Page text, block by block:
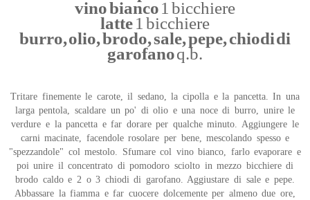
vino bianco1 bicchiere
latte1 bicchiere
burro, olio, brodo, sale, pepe, chiodi di
garofanoq.b.
Tritare finemente le carote, il sedano, la cipolla e la pancetta. In una
larga pentola, scaldare un po' di olio e una noce di burro, unire le
verdure e la pancetta e far dorare per qualche minuto. Aggiungere le
carni macinate, facendole rosolare per bene, mescolando spesso e
"spezzandole" col mestolo. Sfumare col vino bianco, farlo evaporare e
poi unire il concentrato di pomodoro sciolto in mezzo bicchiere di
brodo caldo e 2 o 3 chiodi di garofano. Aggiustare di sale e pepe.
Abbassare la fiamma e far cuocere dolcemente per almeno due ore,